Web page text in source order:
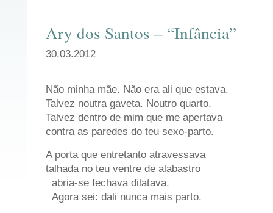
Ary dos Santos – “Infância”
30.03.2012
Não minha mãe. Não era ali que estava.
Talvez noutra gaveta. Noutro quarto.
Talvez dentro de mim que me apertava
contra as paredes do teu sexo-parto.
A porta que entretanto atravessava
talhada no teu ventre de alabastro
abria-se fechava dilatava.
Agora sei: dali nunca mais parto.